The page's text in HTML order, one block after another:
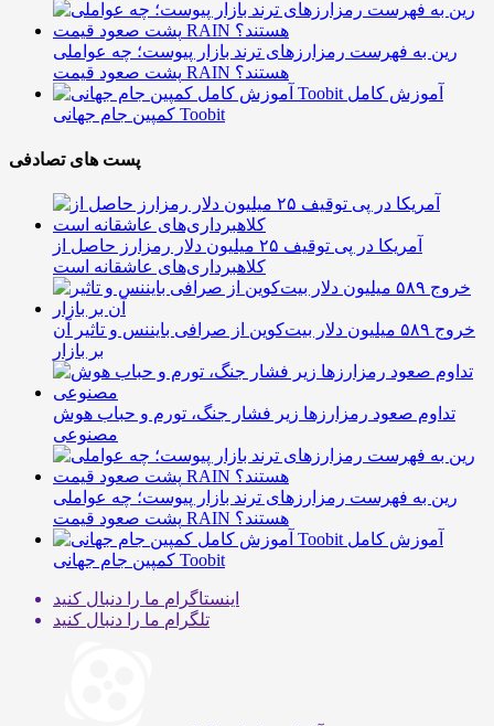
رین به فهرست رمزارزهای ترند بازار پیوست؛ چه عواملی
پشت صعود قیمت RAIN هستند؟
آموزش کامل
کمپین جام جهانی Toobit
پست های تصادفی
آمریکا در پی توقیف ۲۵ میلیون دلار رمزارز حاصل از
کلاهبرداری‌های عاشقانه است
خروج ۵۸۹ میلیون دلار بیت‌کوین از صرافی بایننس و تاثیر آن
بر بازار
تداوم صعود رمزارزها زیر فشار جنگ، تورم و حباب هوش
مصنوعی
رین به فهرست رمزارزهای ترند بازار پیوست؛ چه عواملی
پشت صعود قیمت RAIN هستند؟
آموزش کامل
کمپین جام جهانی Toobit
اینستاگرام ما را دنبال کنید
تلگرام ما را دنبال کنید